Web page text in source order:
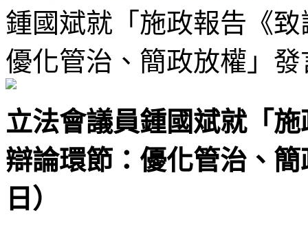
鍾國斌就「施政報告《
優化管治、簡政放權」發
立法會議員鍾國斌就「
辯論環節：優化管治、
日）